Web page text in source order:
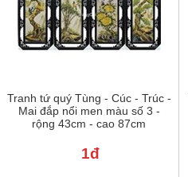
Tranh tứ quý Tùng - Cúc - Trúc -
Mai đắp nổi men màu số 3 -
rộng 43cm - cao 87cm
1đ